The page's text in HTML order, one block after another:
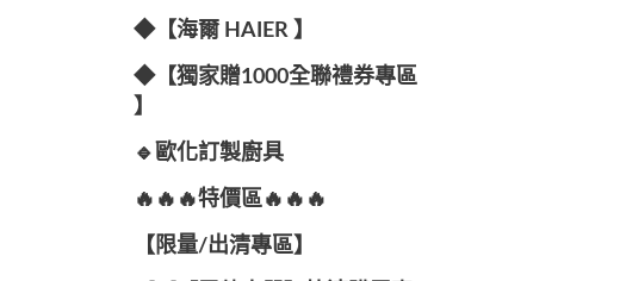
◆【海爾 HAIER 】
◆【獨家贈1000全聯禮券專區
】
🔹歐化訂製廚具
🔥🔥🔥特價區🔥🔥🔥
【限量/出清專區】